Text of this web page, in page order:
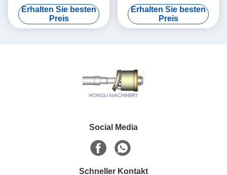
zerteilt PC200-7 PC220
Drehgruppen-Ausrüstung
Erhalten Sie besten
Preis
zerteilt/Bagger-Reparatur-
Hydraulikpumpe-Ersatzteile
Erhalten Sie besten
Preis
Social Media
Schneller Kontakt